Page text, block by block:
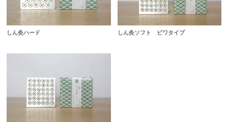
しん灸ハード しん灸ソフト ビワタイプ